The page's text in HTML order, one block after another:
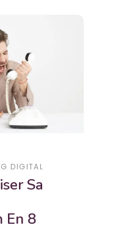
DIGITAL
Sa
En 8